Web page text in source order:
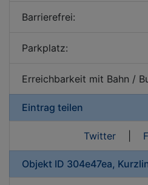
Barrierefrei:
Parkplatz:
Erreichbarkeit mit Bahn /
Eintrag teilen
Twitter|
Objekt ID 304e47ea,